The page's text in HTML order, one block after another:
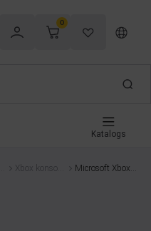
0
Katalogs
Xbox konsole
Microsoft Xbox